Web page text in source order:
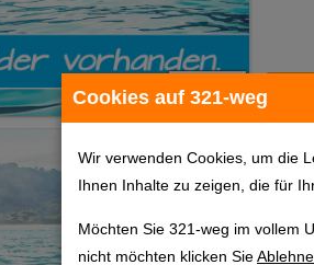
Cookies auf 321-weg
Wir verwenden Cookies, um die
Ihnen Inhalte zu zeigen, die für
Möchten Sie 321-weg im vollem
nicht möchten klicken Sie
92%
Empfehlung
L
Ort: